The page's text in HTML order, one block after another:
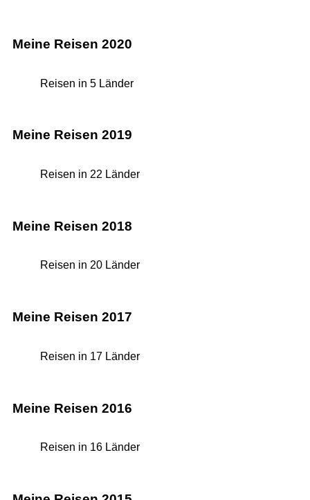
Meine Reisen 2020
Reisen in 5 Länder
Meine Reisen 2019
Reisen in 22 Länder
Meine Reisen 2018
Reisen in 20 Länder
Meine Reisen 2017
Reisen in 17 Länder
Meine Reisen 2016
Reisen in 16 Länder